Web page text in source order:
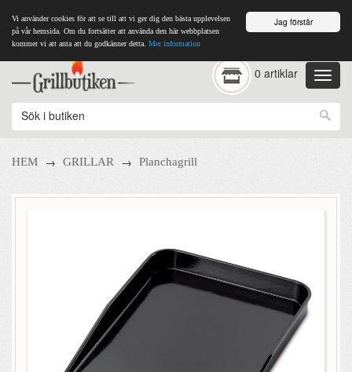
Jag förstår
Vi använder cookies för att se till att vi ger dig den bästa upplevelsen
på vår hemsida. Om du fortsätter att använda den här webbplatsen
kommer vi att anta att du godkänner detta. Mer information
0 artiklar
HEM → GRILLAR → Planchagrill